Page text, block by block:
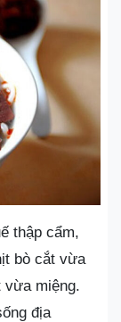
thập cẩm,
bò cắt vừa
vừa miệng.
địa